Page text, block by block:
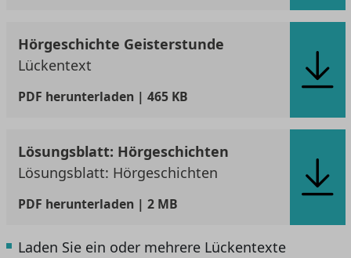
Hörgeschichte Geisterstunde
Lückentext
PDF herunterladen | 465 KB
Lösungsblatt: Hörgeschichten
Lösungsblatt: Hörgeschichten
PDF herunterladen | 2 MB
Laden Sie ein oder mehrere Lückentexte